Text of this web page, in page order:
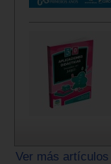
Ver más